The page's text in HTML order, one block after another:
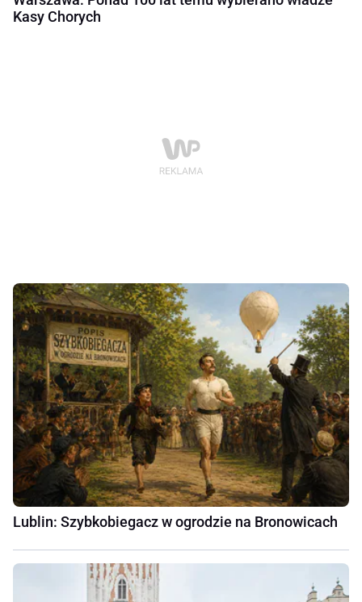
Kasy Chorych
Lublin: Szybkobiegacz w ogrodzie na Bronowicach